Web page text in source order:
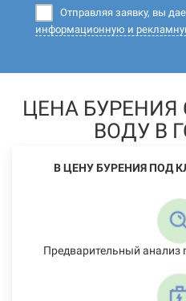
Отправляя заявку, вы
информационную и
ЦЕНА
ВОДУ В
В ЦЕНУ БУРЕНИЯ ПОД
Предварительный анализ